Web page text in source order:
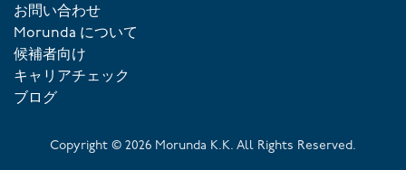
お問い合わせ
Morunda について
候補者向け
キャリアチェック
ブログ
Copyright © 2026 Morunda K.K. All Rights Reserved.